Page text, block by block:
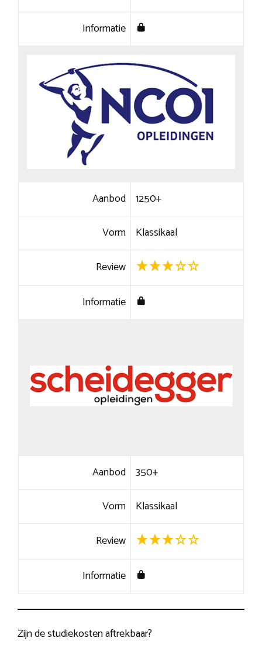
Informatie
Aanbod 1250+
Vorm Klassikaal
Review
Informatie
Aanbod 350+
Vorm Klassikaal
Review
Informatie
Zijn de studiekosten aftrekbaar?